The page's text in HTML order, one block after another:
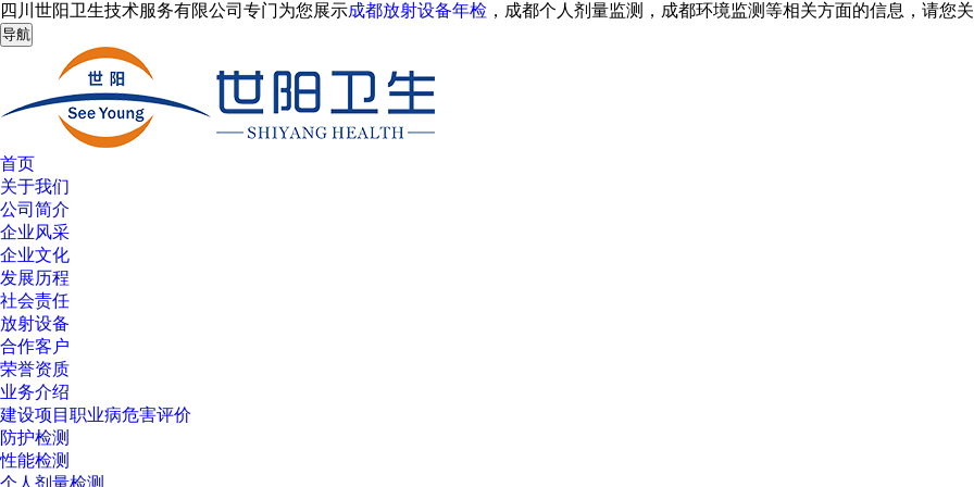
四川世阳卫生技术服务有限公司专门为您展示成都放射设备年检 ，成都个人剂量监测，成都环境监测等相关方面的信息，请您
导航
首页
关于我们
公司简介
企业风采
企业文化
发展历程
社会责任
放射设备
合作客户
荣誉资质
业务介绍
建设项目职业病危害评价
防护检测
性能检测
个人剂量检测